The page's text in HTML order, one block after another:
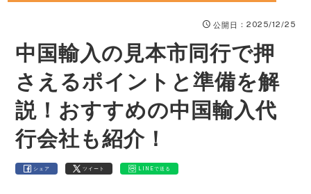
公開日 ：2025/12/25
中国輸入の見本市同行で押
さえるポイントと準備を解
説！おすすめの中国輸入代
行会社も紹介！
シェア ツイート LINEで送る